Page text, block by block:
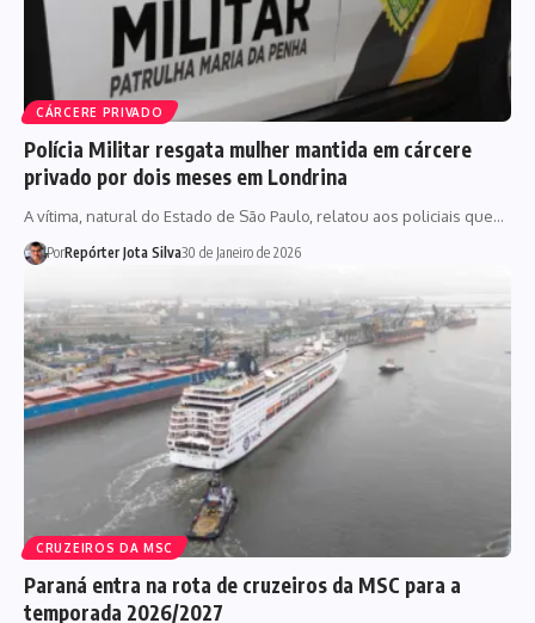
CÁRCERE PRIVADO
Polícia Militar resgata mulher mantida em cárcere
privado por dois meses em Londrina
A vítima, natural do Estado de São Paulo, relatou aos policiais que…
PorRepórter Jota Silva30 de Janeiro de 2026
CRUZEIROS DA MSC
Paraná entra na rota de cruzeiros da MSC para a
temporada 2026/2027